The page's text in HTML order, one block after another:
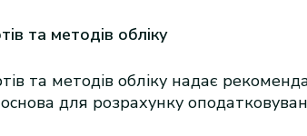
та методів обліку
та методів обліку надає
для розрахунку